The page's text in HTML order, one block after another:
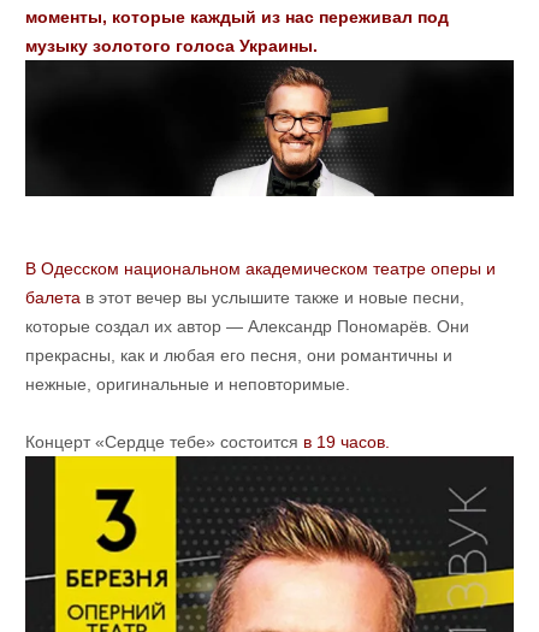
моменты, которые каждый из нас переживал под
музыку золотого голоса Украины.
В Одесском национальном академическом театре оперы и
балета в этот вечер вы услышите также и новые песни,
которые создал их автор — Александр Пономарёв. Они
прекрасны, как и любая его песня, они романтичны и
нежные, оригинальные и неповторимые.
Концерт «Сердце тебе» состоится в 19 часов.